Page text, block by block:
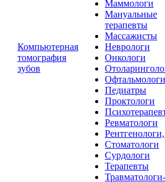
Компьютерная
томография
зубов
Маммологи
Мануальные
терапевты
Массажисты
Неврологи
Онкологи
Офтальмологи
Педиатры
Проктологи
Ревматологи
Стоматологи
Сурдологи
Терапевты
Травматологи-